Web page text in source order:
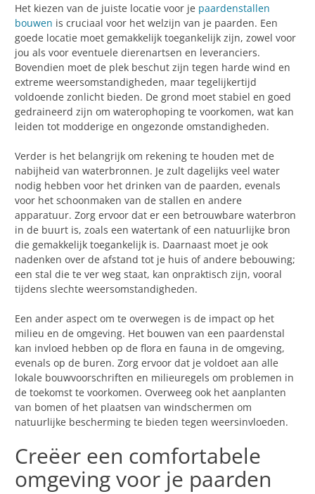
Het kiezen van de juiste locatie voor je paardenstallen
bouwen is cruciaal voor het welzijn van je paarden. Een
goede locatie moet gemakkelijk toegankelijk zijn, zowel voor
jou als voor eventuele dierenartsen en leveranciers.
Bovendien moet de plek beschut zijn tegen harde wind en
extreme weersomstandigheden, maar tegelijkertijd
voldoende zonlicht bieden. De grond moet stabiel en goed
gedraineerd zijn om waterophoping te voorkomen, wat kan
leiden tot modderige en ongezonde omstandigheden.
Verder is het belangrijk om rekening te houden met de
nabijheid van waterbronnen. Je zult dagelijks veel water
nodig hebben voor het drinken van de paarden, evenals
voor het schoonmaken van de stallen en andere
apparatuur. Zorg ervoor dat er een betrouwbare waterbron
in de buurt is, zoals een watertank of een natuurlijke bron
die gemakkelijk toegankelijk is. Daarnaast moet je ook
nadenken over de afstand tot je huis of andere bebouwing;
een stal die te ver weg staat, kan onpraktisch zijn, vooral
tijdens slechte weersomstandigheden.
Een ander aspect om te overwegen is de impact op het
milieu en de omgeving. Het bouwen van een paardenstal
kan invloed hebben op de flora en fauna in de omgeving,
evenals op de buren. Zorg ervoor dat je voldoet aan alle
lokale bouwvoorschriften en milieuregels om problemen in
de toekomst te voorkomen. Overweeg ook het aanplanten
van bomen of het plaatsen van windschermen om
natuurlijke bescherming te bieden tegen weersinvloeden.
Creëer een comfortabele
omgeving voor je paarden